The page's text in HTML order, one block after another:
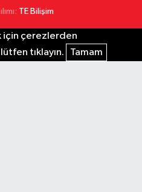
TE Bilişim
için çerezlerden
tıklayın.
Tamam